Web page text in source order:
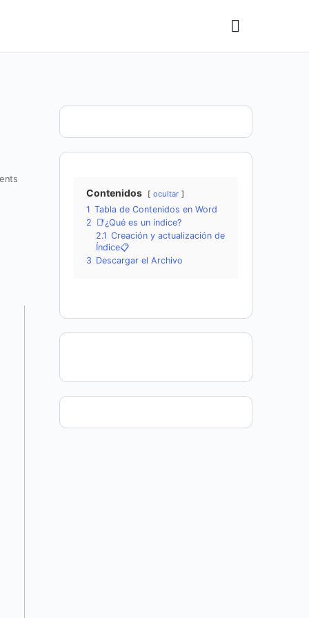
Contenidos ocultar
1 Tabla de Contenidos en Word
2 📑¿Qué es un índice?
2.1 Creación y actualización de
Índice📋
3 Descargar el Archivo